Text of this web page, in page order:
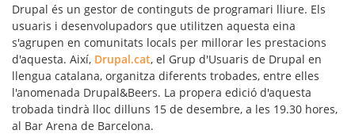
Drupal és un gestor de continguts de programari lliure. Els
usuaris i desenvolupadors que utilitzen aquesta eina
s'agrupen en comunitats locals per millorar les prestacions
d'aquesta. Així, Drupal.cat, el Grup d'Usuaris de Drupal en
llengua catalana, organitza diferents trobades, entre elles
l'anomenada Drupal&Beers. La propera edició d'aquesta
trobada tindrà lloc dilluns 15 de desembre, a les 19.30 hores,
al Bar Arena de Barcelona.